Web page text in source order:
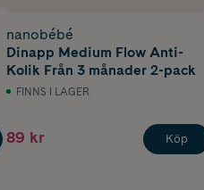
nanobébé
Dinapp Medium Flow Anti-
Kolik Från 3 månader 2-pack
FINNS I LAGER
89 kr Köp